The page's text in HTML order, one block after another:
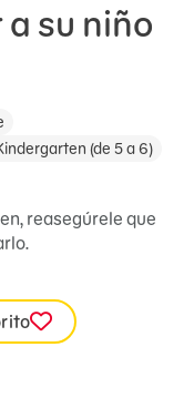
su niño
(de 5 a 6)
reasegúrele que